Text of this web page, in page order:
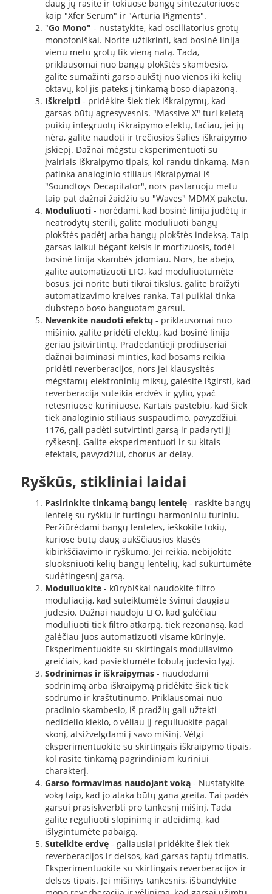
daug jų rasite ir tokiuose bangų sintezatoriuose
kaip "Xfer Serum" ir "Arturia Pigments".
"Go Mono" - nustatykite, kad osciliatorius grotų
monofoniškai. Norite užtikrinti, kad bosinė linija
vienu metu grotų tik vieną natą. Tada,
priklausomai nuo bangų plokštės skambesio,
galite sumažinti garso aukštį nuo vienos iki kelių
oktavų, kol jis pateks į tinkamą boso diapazoną.
Iškreipti- pridėkite šiek tiek iškraipymų, kad
garsas būtų agresyvesnis. "Massive X" turi keletą
puikių integruotų iškraipymo efektų, tačiau, jei jų
nėra, galite naudoti ir trečiosios šalies iškraipymo
įskiepį. Dažnai mėgstu eksperimentuoti su
įvairiais iškraipymo tipais, kol randu tinkamą. Man
patinka analoginio stiliaus iškraipymai iš
"Soundtoys Decapitator", nors pastaruoju metu
taip pat dažnai žaidžiu su "Waves" MDMX paketu.
Moduliuoti- norėdami, kad bosinė linija judėtų ir
neatrodytų sterili, galite moduliuoti bangų
plokštės padėtį arba bangų plokštės indeksą. Taip
garsas laikui bėgant keisis ir morfizuosis, todėl
bosinė linija skambės įdomiau. Nors, be abejo,
galite automatizuoti LFO, kad moduliuotumėte
bosus, jei norite būti tikrai tikslūs, galite braižyti
automatizavimo kreives ranka. Tai puikiai tinka
dubstepo boso banguotam garsui.
Nevenkite naudoti efektų - priklausomai nuo
mišinio, galite pridėti efektų, kad bosinė linija
geriau įsitvirtintų. Pradedantieji prodiuseriai
dažnai baiminasi minties, kad bosams reikia
pridėti reverberacijos, nors jei klausysitės
mėgstamų elektroninių miksų, galėsite išgirsti, kad
reverberacija suteikia erdvės ir gylio, ypač
retesniuose kūriniuose. Kartais pastebiu, kad šiek
tiek analoginio stiliaus suspaudimo, pavyzdžiui,
1176, gali padėti sutvirtinti garsą ir padaryti jį
ryškesnį. Galite eksperimentuoti ir su kitais
efektais, pavyzdžiui, chorus ar delay.
Ryškūs, stikliniai laidai
Pasirinkite tinkamą bangų lentelę- raskite bangų
lentelę su ryškiu ir turtingu harmoniniu turiniu.
Peržiūrėdami bangų lenteles, ieškokite tokių,
kuriose būtų daug aukščiausios klasės
kibirkščiavimo ir ryškumo. Jei reikia, nebijokite
sluoksniuoti kelių bangų lentelių, kad sukurtumėte
sudėtingesnį garsą.
Moduliuokite- kūrybiškai naudokite filtro
moduliaciją, kad suteiktumėte švinui daugiau
judesio. Dažnai naudoju LFO, kad galėčiau
moduliuoti tiek filtro atkarpą, tiek rezonansą, kad
galėčiau juos automatizuoti visame kūrinyje.
Eksperimentuokite su skirtingais moduliavimo
greičiais, kad pasiektumėte tobulą judesio lygį.
Sodrinimas ir iškraipymas- naudodami
sodrinimą arba iškraipymą pridėkite šiek tiek
sodrumo ir kraštutinumo. Priklausomai nuo
pradinio skambesio, iš pradžių gali užtekti
nedidelio kiekio, o vėliau jį reguliuokite pagal
skonį, atsižvelgdami į savo mišinį. Vėlgi
eksperimentuokite su skirtingais iškraipymo tipais,
kol rasite tinkamą pagrindiniam kūriniui
charakterį.
Garso formavimas naudojant voką- Nustatykite
voką taip, kad jo ataka būtų gana greita. Tai padės
garsui prasiskverbti pro tankesnį mišinį. Tada
galite reguliuoti slopinimą ir atleidimą, kad
išlygintumėte pabaigą.
Suteikite erdvę- galiausiai pridėkite šiek tiek
reverberacijos ir delsos, kad garsas taptų trimatis.
Eksperimentuokite su skirtingais reverberacijos ir
delsos tipais. Jei mišinys tankesnis, išbandykite